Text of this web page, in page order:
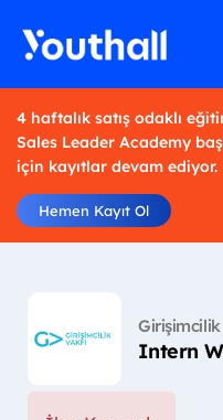
4 haftalık satış odaklı
Sales Leader Academy
için kayıtlar devam ediyor.
Hemen Kayıt Ol
Girişimcilik
Intern